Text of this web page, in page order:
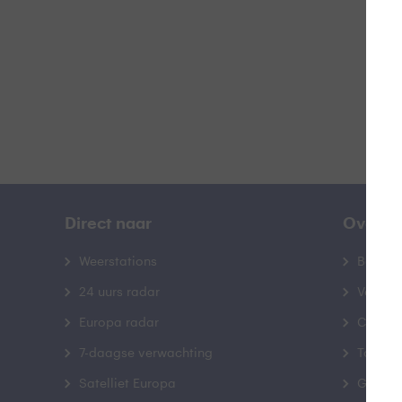
Direct naar
Weerstations
24 uurs radar
Europa radar
7-daagse verwachting
Satelliet Europa
Over
Contact